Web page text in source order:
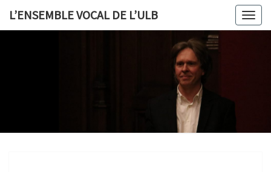
L’ENSEMBLE VOCAL DE L’ULB
VOCAL
L’ULB